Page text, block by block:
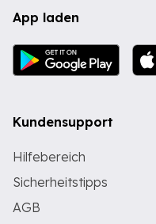
App laden
Kundensupport
Hilfebereich
Sicherheitstipps
AGB